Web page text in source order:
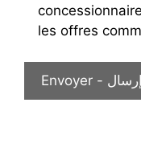
les offres